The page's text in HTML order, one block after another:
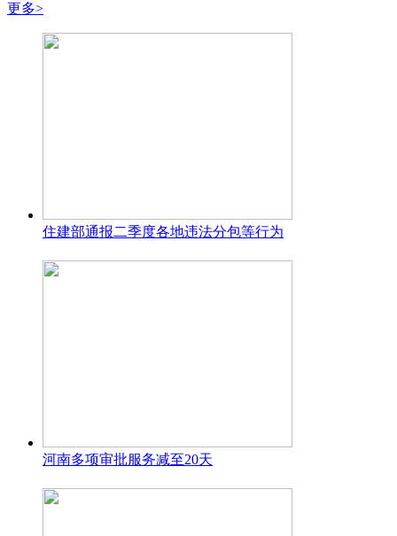
更多>
住建部通报二季度各地违法分包等行为
河南多项审批服务减至20天